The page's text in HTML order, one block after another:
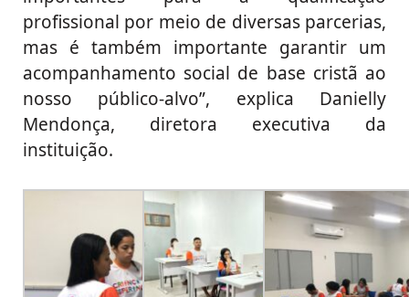
profissional por meio de diversas parcerias,
mas é também importante garantir um
acompanhamento social de base cristã ao
nosso público-alvo”, explica Danielly
Mendonça, diretora executiva da
instituição.